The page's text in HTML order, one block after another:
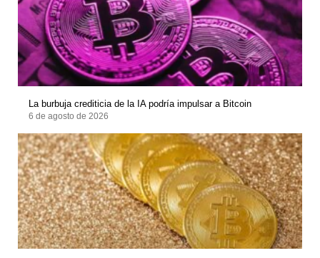
La burbuja crediticia de la IA podría impulsar a Bitcoin
6 de agosto de 2026